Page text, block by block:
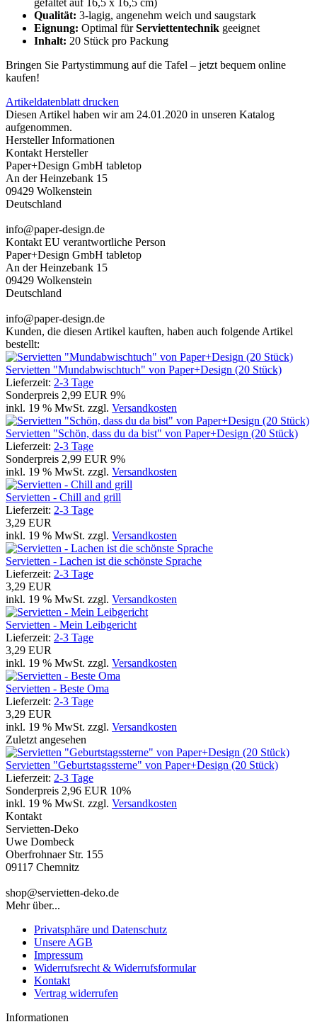
Qualität: 3-lagig, angenehm weich und saugstark
Eignung: Optimal fürServiettentechnik geeignet
Inhalt: 20 Stück pro Packung
Bringen Sie Partystimmung auf die Tafel – jetzt bequem online
kaufen!
Artikeldatenblatt drucken
Diesen Artikel haben wir am 24.01.2020 in unseren Katalog
aufgenommen.
Hersteller Informationen
Kontakt Hersteller
Paper+Design GmbH tabletop
An der Heinzebank 15
09429 Wolkenstein
Deutschland
info@paper-design.de
Kontakt EU verantwortliche Person
Paper+Design GmbH tabletop
An der Heinzebank 15
09429 Wolkenstein
Deutschland
info@paper-design.de
Kunden, die diesen Artikel kauften, haben auch folgende Artikel
bestellt:
Servietten "Mundabwischtuch" von Paper+Design (20 Stück)
Lieferzeit: 2-3 Tage
Sonderpreis 2,99 EUR 9%
inkl. 19 % MwSt. zzgl. Versandkosten
Servietten "Schön, dass du da bist" von Paper+Design (20 Stück)
Lieferzeit: 2-3 Tage
Sonderpreis 2,99 EUR 9%
inkl. 19 % MwSt. zzgl. Versandkosten
Servietten - Chill and grill
Lieferzeit: 2-3 Tage
3,29 EUR
inkl. 19 % MwSt. zzgl. Versandkosten
Servietten - Lachen ist die schönste Sprache
Lieferzeit: 2-3 Tage
3,29 EUR
inkl. 19 % MwSt. zzgl. Versandkosten
Servietten - Mein Leibgericht
Lieferzeit: 2-3 Tage
3,29 EUR
inkl. 19 % MwSt. zzgl. Versandkosten
Servietten - Beste Oma
Lieferzeit: 2-3 Tage
3,29 EUR
inkl. 19 % MwSt. zzgl. Versandkosten
Zuletzt angesehen
Servietten "Geburtstagssterne" von Paper+Design (20 Stück)
Lieferzeit: 2-3 Tage
Sonderpreis 2,96 EUR 10%
inkl. 19 % MwSt. zzgl. Versandkosten
Kontakt
Servietten-Deko
Uwe Dombeck
Oberfrohnaer Str. 155
09117 Chemnitz
shop@servietten-deko.de
Mehr über...
Privatsphäre und Datenschutz
Unsere AGB
Impressum
Widerrufsrecht & Widerrufsformular
Kontakt
Vertrag widerrufen
Informationen